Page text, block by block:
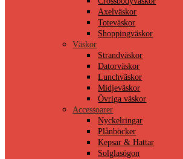
Axelväskor
Toteväskor
Shoppingväskor
Väskor
Strandväskor
Datorväskor
Lunchväskor
Midjeväskor
Övriga väskor
Accessoarer
Nyckelringar
Plånböcker
Kepsar & Hattar
Solglasögon